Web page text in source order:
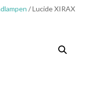
/ Lucide XIRAX